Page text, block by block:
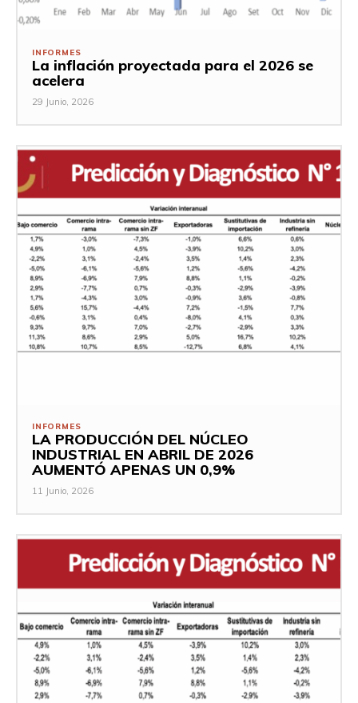
INFORMES
La inflación proyectada para el 2026 se
acelera
29 Junio, 2026
INFORMES
LA PRODUCCIÓN DEL NÚCLEO
INDUSTRIAL EN ABRIL DE 2026
AUMENTÓ APENAS UN 0,9%
11 Junio, 2026